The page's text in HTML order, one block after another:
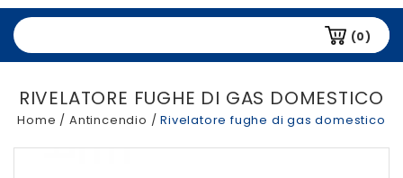
(0)
RIVELATORE FUGHE DI GAS DOMESTICO
Home / Antincendio /Rivelatore fughe di gas domestico